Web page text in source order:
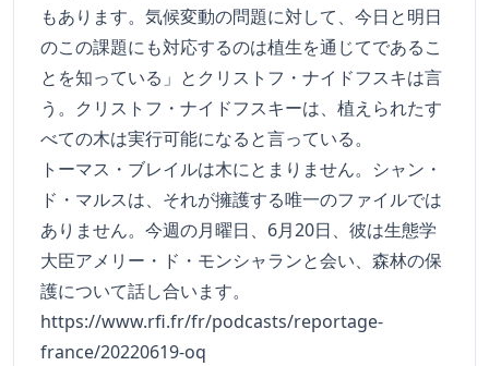
もあります。気候変動の問題に対して、今日と明日
のこの課題にも対応するのは植生を通じてであるこ
とを知っている」とクリストフ・ナイドフスキは言
う。クリストフ・ナイドフスキーは、植えられたす
べての木は実行可能になると言っている。
トーマス・ブレイルは木にとまりません。シャン・
ド・マルスは、それが擁護する唯一のファイルでは
ありません。今週の月曜日、6月20日、彼は生態学
大臣アメリー・ド・モンシャランと会い、森林の保
護について話し合います。
https://www.rfi.fr/fr/podcasts/reportage-
france/20220619-oq